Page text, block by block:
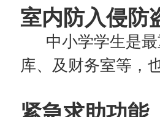
室内防入侵防
中小学学生是最
库、及财务室等，